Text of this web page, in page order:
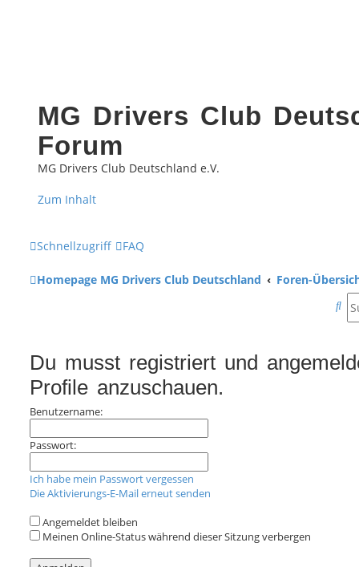
MG Drivers Club
Forum
MG Drivers Club Deutschland e.V.
Zum Inhalt
Schnellzugriff FAQ
Homepage MG Drivers Club Deutschland
Foren-
S
c
Du musst registriert und
Profile anzuschauen.
Benutzername:
Passwort:
Ich habe mein Passwort vergessen
Die Aktivierungs-E-Mail erneut senden
Angemeldet bleiben
Meinen Online-Status während dieser Sitzung verbergen